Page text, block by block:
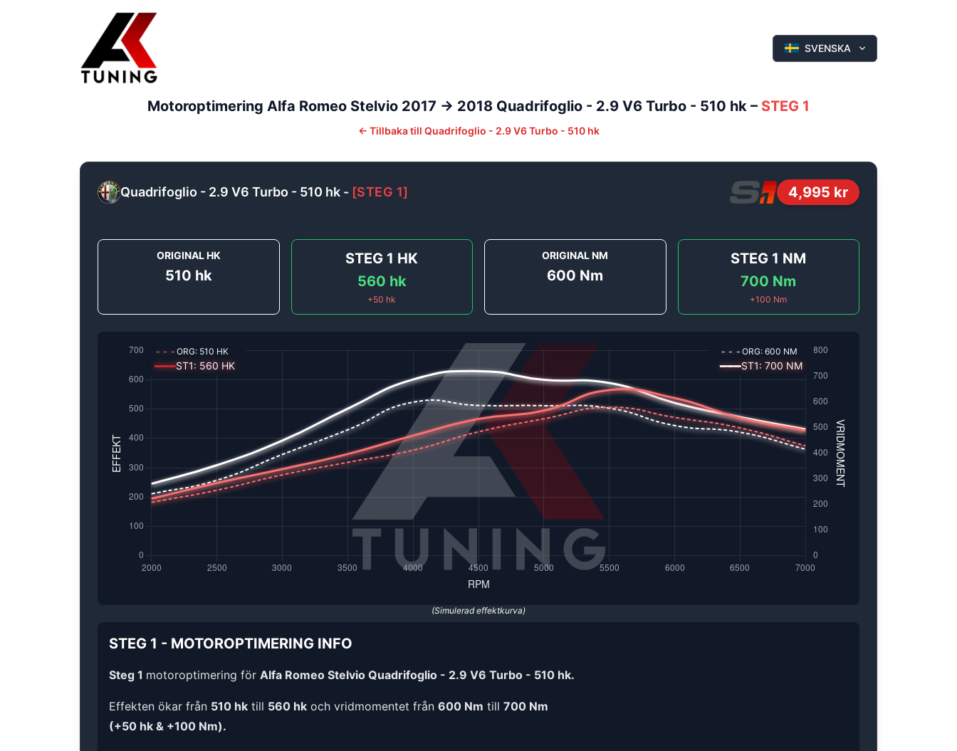
SVENSKA
Motoroptimering Alfa Romeo Stelvio 2017 -> 2018 Quadrifoglio - 2.9 V6 Turbo - 510 hk – STEG 1
← Tillbaka till Quadrifoglio - 2.9 V6 Turbo - 510 hk
Quadrifoglio - 2.9 V6 Turbo - 510 hk - [STEG 1] 4,995 kr
ORIGINAL HK
510 hk
STEG 1 HK
560 hk
+50 hk
ORIGINAL NM
600 Nm
STEG 1 NM
700 Nm
+100 Nm
---ORG: 510 HK
━━━ST1: 560 HK
---ORG:600 NM
━━━ST1: 700 NM
(Simulerad effektkurva)
STEG 1 - MOTOROPTIMERING INFO
Steg 1 motoroptimering för Alfa Romeo Stelvio Quadrifoglio - 2.9 V6 Turbo - 510 hk.
Effekten ökar från 510 hk till 560 hk och vridmomentet från 600 Nm till 700 Nm
(+50 hk & +100 Nm).